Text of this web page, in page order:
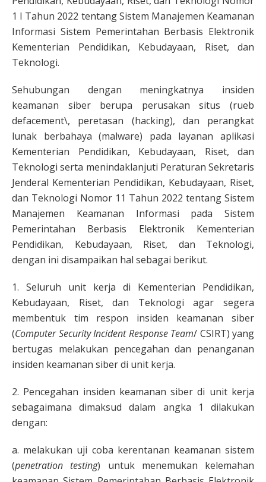
1 I Tahun 2022 tentang Sistem Manajemen Keamanan
Informasi Sistem Pemerintahan Berbasis Elektronik
Kementerian Pendidikan, Kebudayaan, Riset, dan
Teknologi.
Sehubungan dengan meningkatnya insiden
keamanan siber berupa perusakan situs (rueb
defacement\, peretasan (hacking), dan perangkat
lunak berbahaya (malware) pada layanan aplikasi
Kementerian Pendidikan, Kebudayaan, Riset, dan
Teknologi serta menindaklanjuti Peraturan Sekretaris
Jenderal Kementerian Pendidikan, Kebudayaan, Riset,
dan Teknologi Nomor 11 Tahun 2022 tentang Sistem
Manajemen Keamanan Informasi pada Sistem
Pemerintahan Berbasis Elektronik Kementerian
Pendidikan, Kebudayaan, Riset, dan Teknologi,
dengan ini disampaikan hal sebagai berikut.
1. Seluruh unit kerja di Kementerian Pendidikan,
Kebudayaan, Riset, dan Teknologi agar segera
membentuk tim respon insiden keamanan siber
(Computer Security Incident Response Team/ CSIRT) yang
bertugas melakukan pencegahan dan penanganan
insiden keamanan siber di unit kerja.
2. Pencegahan insiden keamanan siber di unit kerja
sebagaimana dimaksud dalam angka 1 dilakukan
dengan:
a. melakukan uji coba kerentanan keamanan sistem
(penetration testing) untuk menemukan kelemahan